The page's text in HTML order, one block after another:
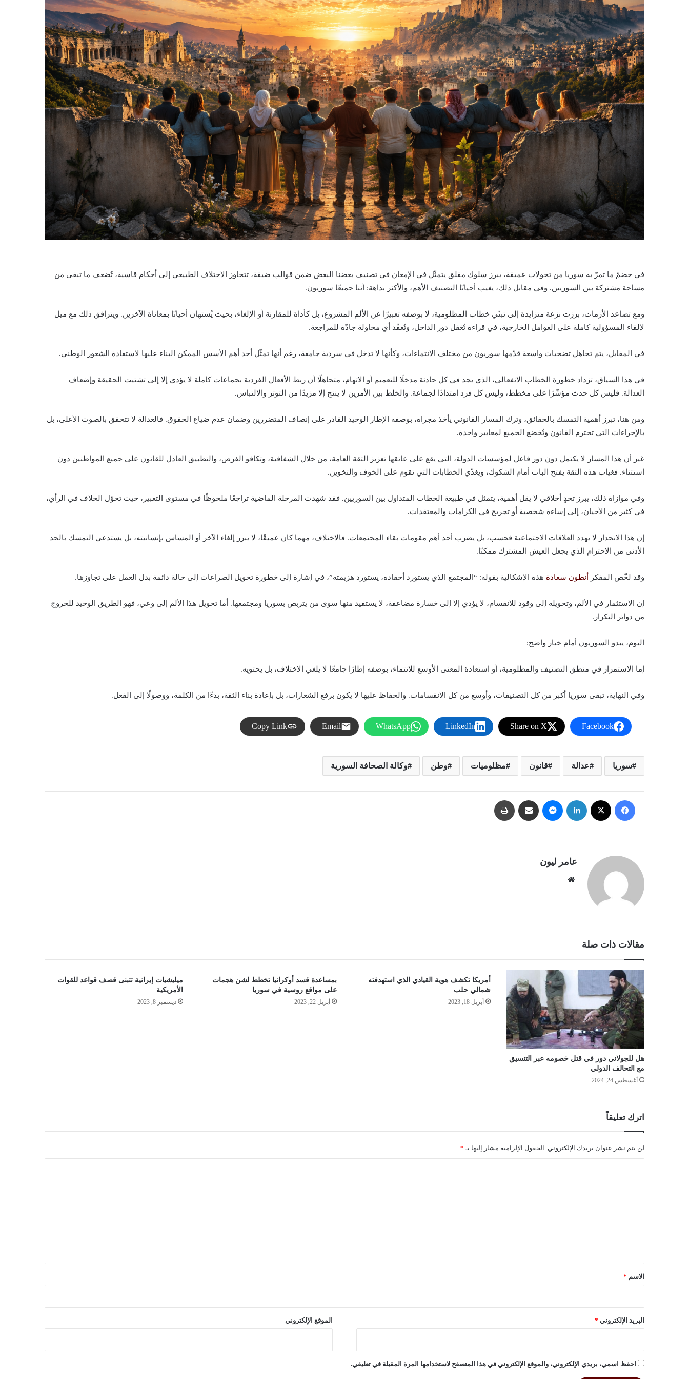
في خضمّ ما تمرّ به سوريا من تحولات عميقة، يبرز سلوك مقلق يتمثّل في الإمعان في تصنيف بعضنا البعض ضمن قوالب ضيقة، تتجاوز الاختلاف الطبيعي إلى أحكام قاسية، تُضعف ما تبقى من
مساحة مشتركة بين السوريين. وفي مقابل ذلك، يغيب أحيانًا التصنيف الأهم، والأكثر بداهة: أننا جميعًا سوريون.
ومع تصاعد الأزمات، برزت نزعة متزايدة إلى تبنّي خطاب المظلومية، لا بوصفه تعبيرًا عن الألم المشروع، بل كأداة للمقارنة أو الإلغاء، بحيث يُستهان أحيانًا بمعاناة الآخرين. ويترافق ذلك مع ميل
لإلقاء المسؤولية كاملة على العوامل الخارجية، في قراءة تُغفل دور الداخل، وتُعقّد أي محاولة جادّة للمراجعة.
في المقابل، يتم تجاهل تضحيات واسعة قدّمها سوريون من مختلف الانتماءات، وكأنها لا تدخل في سردية جامعة، رغم أنها تمثّل أحد أهم الأسس الممكن البناء عليها لاستعادة الشعور الوطني.
في هذا السياق، تزداد خطورة الخطاب الانفعالي، الذي يجد في كل حادثة مدخلًا للتعميم أو الاتهام، متجاهلًا أن ربط الأفعال الفردية بجماعات كاملة لا يؤدي إلا إلى تشتيت الحقيقة وإضعاف
العدالة. فليس كل حدث مؤشّرًا على مخطط، وليس كل فرد امتدادًا لجماعة. والخلط بين الأمرين لا ينتج إلا مزيدًا من التوتر والالتباس.
ومن هنا، تبرز أهمية التمسك بالحقائق، وترك المسار القانوني يأخذ مجراه، بوصفه الإطار الوحيد القادر على إنصاف المتضررين وضمان عدم ضياع الحقوق. فالعدالة لا تتحقق بالصوت الأعلى، بل
بالإجراءات التي تحترم القانون وتُخضع الجميع لمعايير واحدة.
غير أن هذا المسار لا يكتمل دون دور فاعل لمؤسسات الدولة، التي يقع على عاتقها تعزيز الثقة العامة، من خلال الشفافية، وتكافؤ الفرص، والتطبيق العادل للقانون على جميع المواطنين دون
استثناء. فغياب هذه الثقة يفتح الباب أمام الشكوك، ويغذّي الخطابات التي تقوم على الخوف والتخوين.
وفي موازاة ذلك، يبرز تحدٍ أخلاقي لا يقل أهمية، يتمثل في طبيعة الخطاب المتداول بين السوريين. فقد شهدت المرحلة الماضية تراجعًا ملحوظًا في مستوى التعبير، حيث تحوّل الخلاف في الرأي،
في كثير من الأحيان، إلى إساءة شخصية أو تجريح في الكرامات والمعتقدات.
إن هذا الانحدار لا يهدد العلاقات الاجتماعية فحسب، بل يضرب أحد أهم مقومات بقاء المجتمعات. فالاختلاف، مهما كان عميقًا، لا يبرر إلغاء الآخر أو المساس بإنسانيته، بل يستدعي التمسك بالحد
الأدنى من الاحترام الذي يجعل العيش المشترك ممكنًا.
وقد لخّص المفكر أنطون سعادة هذه الإشكالية بقوله: “المجتمع الذي يستورد أحقاده، يستورد هزيمته”، في إشارة إلى خطورة تحويل الصراعات إلى حالة دائمة بدل العمل على تجاوزها.
إن الاستثمار في الألم، وتحويله إلى وقود للانقسام، لا يؤدي إلا إلى خسارة مضاعفة، لا يستفيد منها سوى من يتربص بسوريا ومجتمعها. أما تحويل هذا الألم إلى وعي، فهو الطريق الوحيد للخروج
من دوائر التكرار.
اليوم، يبدو السوريون أمام خيار واضح:
إما الاستمرار في منطق التصنيف والمظلومية، أو استعادة المعنى الأوسع للانتماء، بوصفه إطارًا جامعًا لا يلغي الاختلاف، بل يحتويه.
وفي النهاية، تبقى سوريا أكبر من كل التصنيفات، وأوسع من كل الانقسامات. والحفاظ عليها لا يكون برفع الشعارات، بل بإعادة بناء الثقة، بدءًا من الكلمة، ووصولًا إلى الفعل.
Facebook
Share on X
LinkedIn
WhatsApp
Email
Copy Link
سوريا عدالة قانون مظلوميات وطن وكالة الصحافة السورية
فيسبوك لينكدإن ماسنجر مشاركة عبر البريد
عامر ليون
مقالات ذات صلة
هل للجولاني دور في قتل خصومه عبر التنسيق
مع التحالف الدولي
أغسطس 24, 2024
أمريكا تكشف هوية القيادي الذي استهدفته
شمالي حلب
أبريل 18, 2023
بمساعدة قسد أوكرانيا تخطط لشن هجمات
على مواقع روسية في سوريا
أبريل 22, 2023
ميليشيات إيرانية تتبنى قصف قواعد للقوات
الأمريكية
ديسمبر 8, 2023
اترك تعليقاً
لن يتم نشر عنوان بريدك الإلكتروني. الحقول الإلزامية مشار إليها بـ *
*
الاسم *
البريد الإلكتروني * الموقع الإلكتروني
احفظ اسمي، بريدي الإلكتروني، والموقع الإلكتروني في هذا المتصفح لاستخدامها المرة المقبلة في تعليقي.